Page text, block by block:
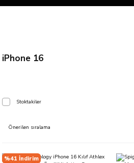
Siparişleriniz
iPhone 16
Stoktakiler
%41 İndirim